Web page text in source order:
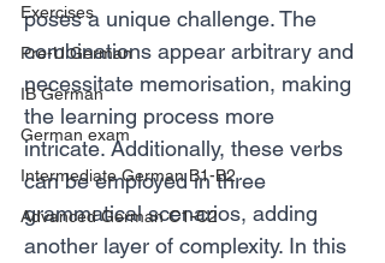
Exercises
Pre-U German
IB German
German exam
Intermediate German B1-B2
Advanced German C1-C2
poses a unique challenge. The
combinations appear arbitrary and
necessitate memorisation, making
the learning process more
intricate. Additionally, these verbs
can be employed in three
grammatical scenarios, adding
another layer of complexity. In this